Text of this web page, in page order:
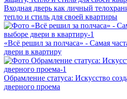
Входная дверь как личный
тепло и стиль для своей квартиры
«Всё решил за полчаса» - Самая
двери в квартиру
Обрамление статуса: Искусство
дверного проема